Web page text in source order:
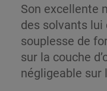
Son excellente
des solvants lui
souplesse de
sur la couche
négligeable sur